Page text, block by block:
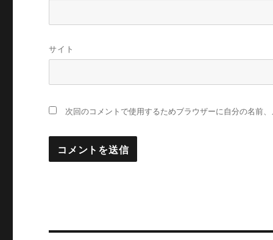
サイト
次回のコメントで使用するためブラウザーに自分の名前